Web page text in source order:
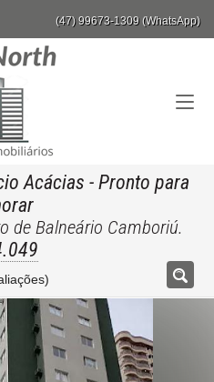
(47) 99673-1309 (WhatsApp)
Acácias - Pronto para
de Balneário Camboriú.